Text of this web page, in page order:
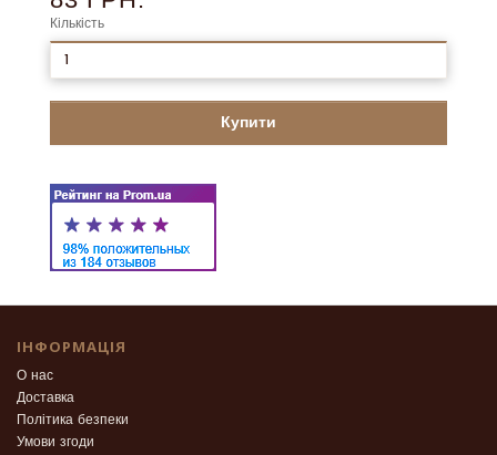
Кількість
Купити
ІНФОРМАЦІЯ
О нас
Доставка
Політика безпеки
Умови згоди